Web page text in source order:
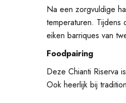
Na een zorgvuldige
temperaturen. Tijdens
eiken barriques van
Foodpairing
Deze Chianti Riserva
Ook heerlijk bij